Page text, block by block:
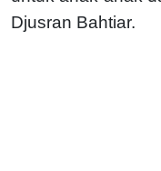
Djusran Bahtiar.